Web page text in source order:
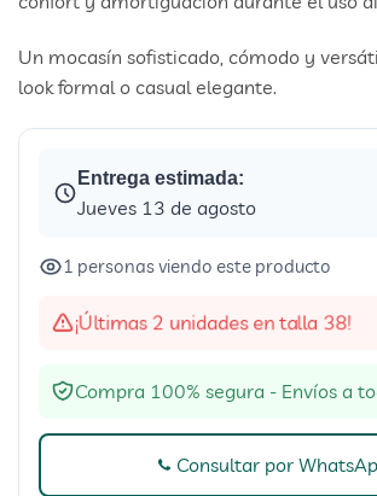
Un mocasín sofisticado, cómodo y
look formal o casual elegante.
Entrega estimada:
Jueves 13 de agosto
1 personas viendo este producto
¡Últimas 2 unidades en talla 38!
Compra 100% segura - Envíos a
Consultar por